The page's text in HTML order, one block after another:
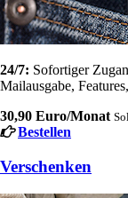
24/7: Sofortiger
Mailausgabe,
30,90 Euro/Monat
Bestellen
Verschenken